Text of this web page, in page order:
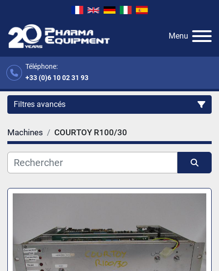
Téléphone:
+33 (0)6 10 02 31 93
Menu
Filtres avancés
Catégorie
Fabricant
Machines COURTOY R100/30